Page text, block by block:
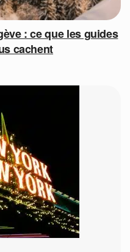
: ce que les guides
cachent